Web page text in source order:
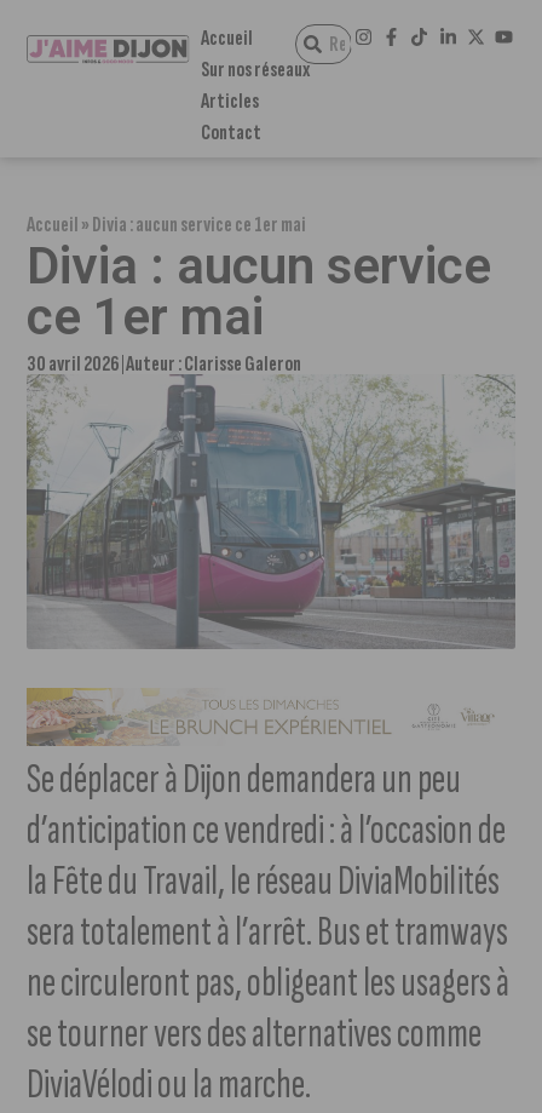
Accueil
Sur nos réseaux
Articles
Contact
Accueil»Divia : aucun service ce 1er mai
Divia : aucun service
ce 1er mai
30 avril 2026 Auteur :Clarisse Galeron
Se déplacer à Dijon demandera un peu
d’anticipation ce vendredi : à l’occasion de
la Fête du Travail, le réseau DiviaMobilités
sera totalement à l’arrêt. Bus et tramways
ne circuleront pas, obligeant les usagers à
se tourner vers des alternatives comme
DiviaVélodi ou la marche.